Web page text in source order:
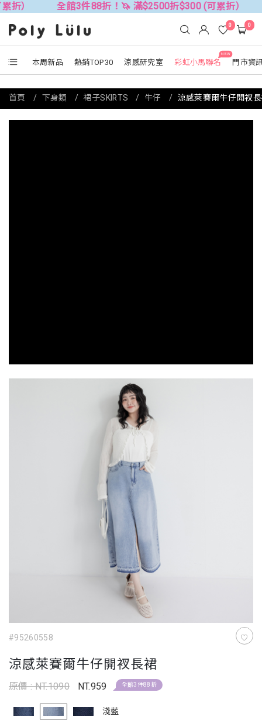
館3件88折！🦄 滿$2500折$300 (可累折） 全館3件88
本周新品 熱銷TOP30 涼感研究室
NEW
彩虹小馬聯名 門市資
0 0
#95260558
涼感萊賽爾牛仔開衩長裙
原價 : NT.1090 NT.959 全館3件88折
淺藍
首頁 下身類 裙子SKIRTS 牛仔 涼感萊賽爾牛仔開衩